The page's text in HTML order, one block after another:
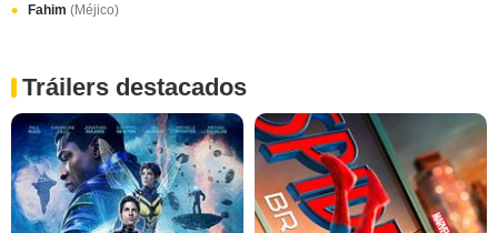
Fahim (Méjico)
Tráilers destacados